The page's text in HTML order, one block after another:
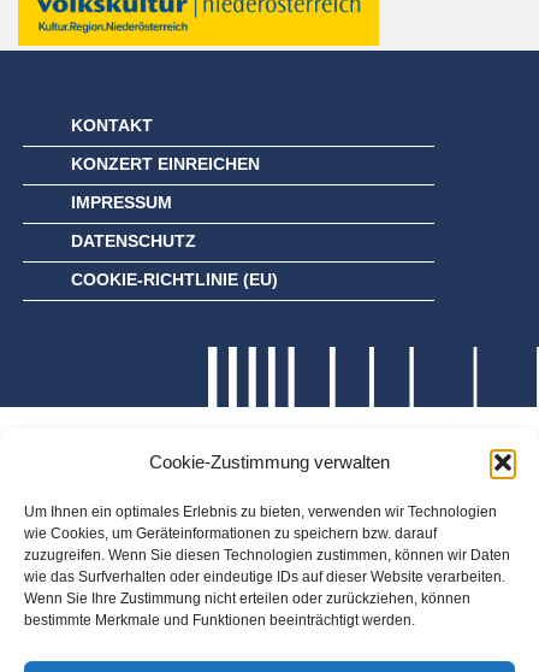
Cookie-Zustimmung verwalten
Um Ihnen ein optimales Erlebnis zu bieten, verwenden wir Technologien
wie Cookies, um Geräteinformationen zu speichern bzw. darauf
zuzugreifen. Wenn Sie diesen Technologien zustimmen, können wir Daten
wie das Surfverhalten oder eindeutige IDs auf dieser Website verarbeiten.
Wenn Sie Ihre Zustimmung nicht erteilen oder zurückziehen, können
bestimmte Merkmale und Funktionen beeinträchtigt werden.
KONTAKT
KONZERT EINREICHEN
IMPRESSUM
DATENSCHUTZ
COOKIE-RICHTLINIE (EU)